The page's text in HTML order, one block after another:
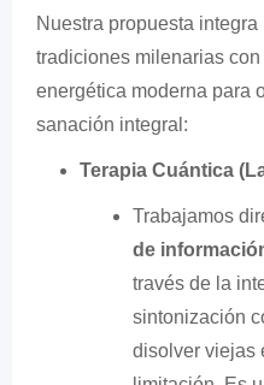
Nuestra propuesta
tradiciones milenarias
energética moderna para
sanación integral:
Terapia Cuántica
Trabajamos
de
través de la
sintonización
disolver viejas